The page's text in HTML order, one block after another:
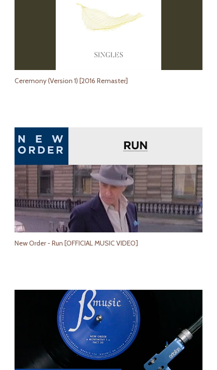
Ceremony (Version 1) [2016 Remaster]
New Order - Run [OFFICIAL MUSIC VIDEO]